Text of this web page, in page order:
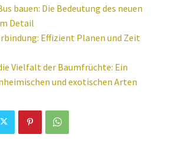
bauen: Die Bedeutung des neuen
Detail
Effizient Planen und Zeit
Vielfalt der Baumfrüchte: Ein
und exotischen Arten